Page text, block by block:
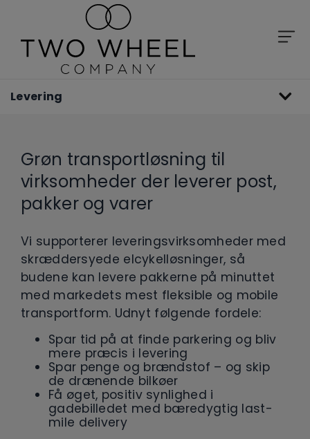
Levering
Grøn transportløsning til
virksomheder der leverer post,
pakker og varer
Vi supporterer leveringsvirksomheder med
skræddersyede elcykelløsninger, så
budene kan levere pakkerne på minuttet
med markedets mest fleksible og mobile
transportform. Udnyt følgende fordele:
Spar tid på at finde parkering og bliv
mere præcis i levering
Spar penge og brændstof – og skip
de drænende bilkøer
Få øget, positiv synlighed i
gadebilledet med bæredygtig last-
mile delivery